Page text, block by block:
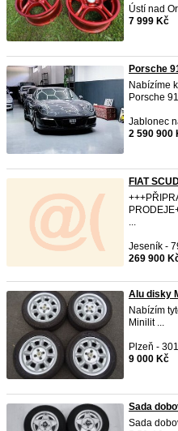
Ústí nad
7 999 Kč
Porsche
Nabízíme
Porsche
Jablonec
2 590 900
FIAT
...
Jeseník -
269 900
Alu disky
Nabízím
Minilit ...
Plzeň -
9 000 Kč
Sada
Sada